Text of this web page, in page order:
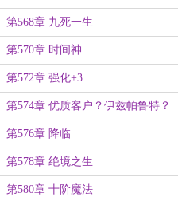
第568章 九死一生
第570章 时间神
第572章 强化+3
第574章 优质客户？伊兹帕鲁特？
第576章 降临
第578章 绝境之生
第580章 十阶魔法